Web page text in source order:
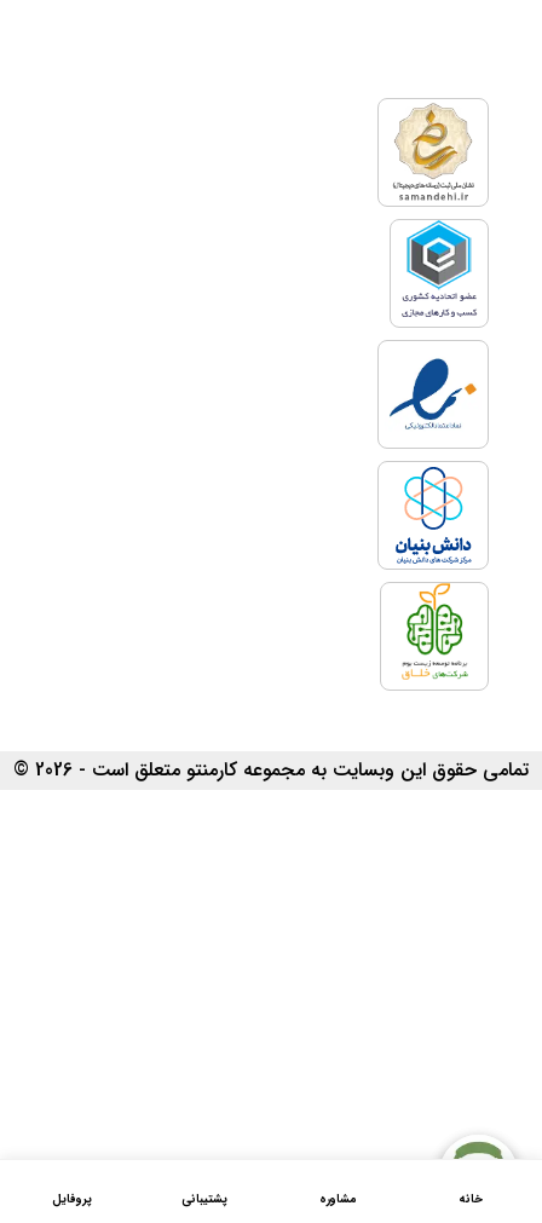
تمامی حقوق این وبسایت به مجموعه کارمنتو متعلق است - 2026 ©
خانه مشاوره پشتیبانی پروفایل